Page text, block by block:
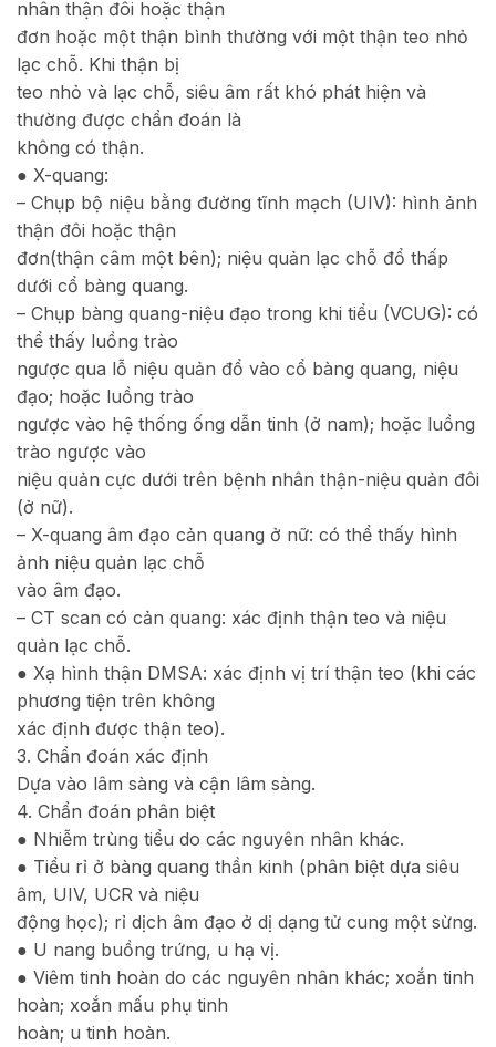
nhân thận đôi hoặc thận
đơn hoặc một thận bình thường với một thận teo nhỏ
lạc chỗ. Khi thận bị
teo nhỏ và lạc chỗ, siêu âm rất khó phát hiện và
thường được chẩn đoán là
không có thận.
● X-quang:
– Chụp bộ niệu bằng đường tĩnh mạch (UIV): hình ảnh
thận đôi hoặc thận
đơn(thận câm một bên); niệu quản lạc chỗ đổ thấp
dưới cổ bàng quang.
– Chụp bàng quang-niệu đạo trong khi tiểu (VCUG): có
thể thấy luồng trào
ngược qua lỗ niệu quản đổ vào cổ bàng quang, niệu
đạo; hoặc luồng trào
ngược vào hệ thống ống dẫn tinh (ở nam); hoặc luồng
trào ngược vào
niệu quản cực dưới trên bệnh nhân thận-niệu quản đôi
(ở nữ).
– X-quang âm đạo cản quang ở nữ: có thể thấy hình
ảnh niệu quản lạc chỗ
vào âm đạo.
– CT scan có cản quang: xác định thận teo và niệu
quản lạc chỗ.
● Xạ hình thận DMSA: xác định vị trí thận teo (khi các
phương tiện trên không
xác định được thận teo).
3. Chẩn đoán xác định
Dựa vào lâm sàng và cận lâm sàng.
4. Chẩn đoán phân biệt
● Nhiễm trùng tiểu do các nguyên nhân khác.
● Tiểu rỉ ở bàng quang thần kinh (phân biệt dựa siêu
âm, UIV, UCR và niệu
động học); rỉ dịch âm đạo ở dị dạng tử cung một sừng.
● U nang buồng trứng, u hạ vị.
● Viêm tinh hoàn do các nguyên nhân khác; xoắn tinh
hoàn; xoắn mấu phụ tinh
hoàn; u tinh hoàn.